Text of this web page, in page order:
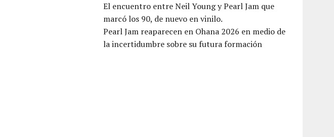
El encuentro entre Neil Young y Pearl Jam que
marcó los 90, de nuevo en vinilo.
Pearl Jam reaparecen en Ohana 2026 en medio de
la incertidumbre sobre su futura formación